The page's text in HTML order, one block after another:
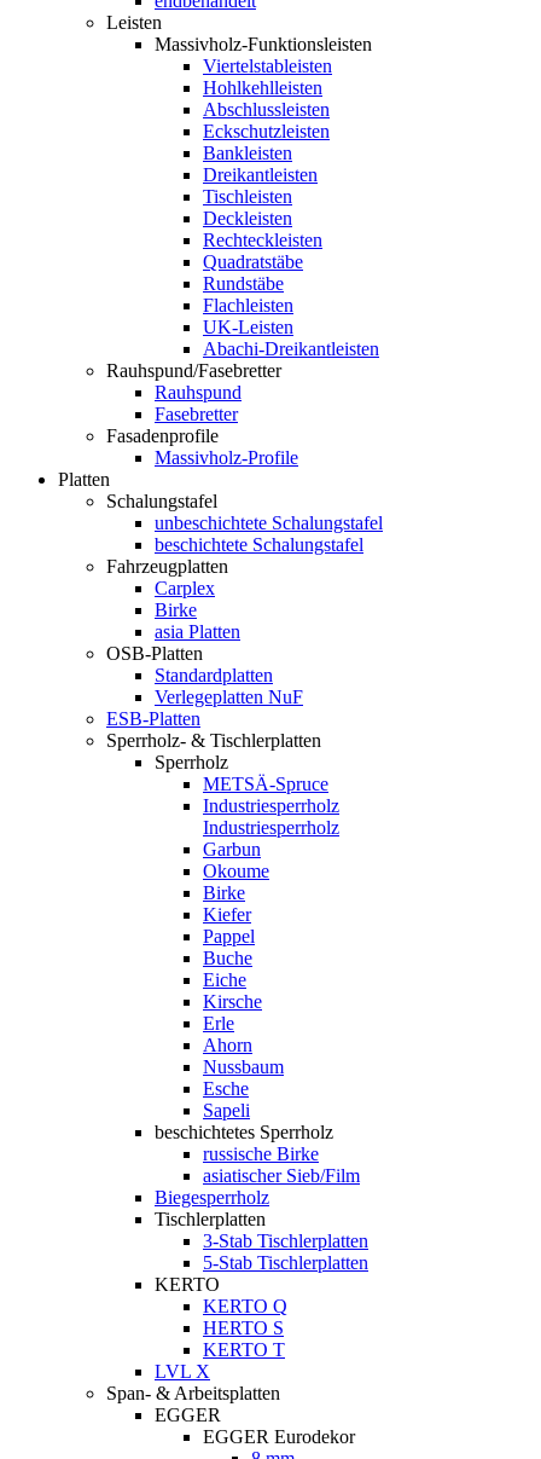
Leisten
Massivholz-Funktionsleisten
Viertelstableisten
Hohlkehlleisten
Abschlussleisten
Eckschutzleisten
Bankleisten
Dreikantleisten
Tischleisten
Deckleisten
Rechteckleisten
Quadratstäbe
Rundstäbe
Flachleisten
UK-Leisten
Abachi-Dreikantleisten
Rauhspund/Fasebretter
Rauhspund
Fasebretter
Fasadenprofile
Massivholz-Profile
Platten
Schalungstafel
unbeschichtete Schalungstafel
beschichtete Schalungstafel
Fahrzeugplatten
Carplex
Birke
asia Platten
OSB-Platten
Standardplatten
Verlegeplatten NuF
ESB-Platten
Sperrholz- & Tischlerplatten
Sperrholz
METSÄ-Spruce
Industriesperrholz
Industriesperrholz
Garbun
Okoume
Birke
Kiefer
Pappel
Buche
Eiche
Kirsche
Erle
Ahorn
Nussbaum
Esche
Sapeli
beschichtetes Sperrholz
russische Birke
asiatischer Sieb/Film
Biegesperrholz
Tischlerplatten
3-Stab Tischlerplatten
5-Stab Tischlerplatten
KERTO
KERTO Q
HERTO S
KERTO T
LVL X
Span- & Arbeitsplatten
EGGER
EGGER Eurodekor